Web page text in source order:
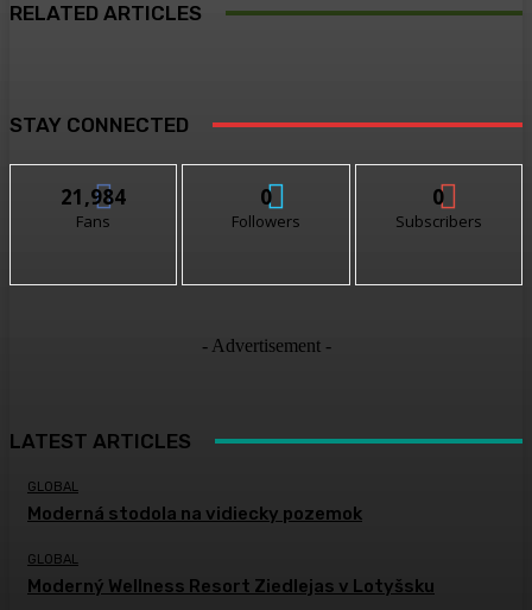
RELATED ARTICLES
STAY CONNECTED
21,984
Fans
0
Followers
0
Subscribers
- Advertisement -
LATEST ARTICLES
GLOBAL
Moderná stodola na vidiecky pozemok
GLOBAL
Moderný Wellness Resort Ziedlejas v Lotyšsku